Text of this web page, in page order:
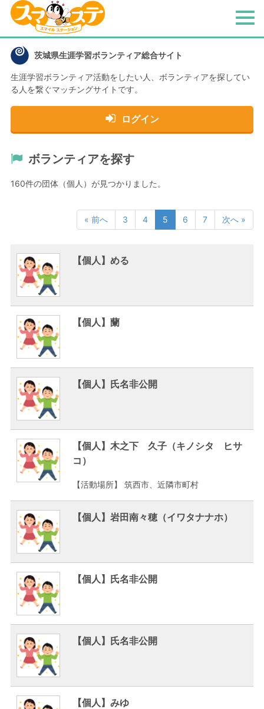
茨城県生涯学習ボランティア総合サイト
生涯学習ボランティア活動をしたい人、 ボランティアを探してい
る人を繋ぐマッチングサイトです。
ログイン
メ
ボランティアを探す
160件の団体（個人）が見つかりました。
« 前へ 3 4 5 6 7 次へ »
【個人】める
【個人】蘭
【個人】氏名非公開
【個人】木之下 久子（キノシタ ヒサ
コ）
【活動場所】 筑西市、近隣市町村
【個人】岩田南々穂（イワタナナホ）
【個人】氏名非公開
【個人】氏名非公開
【個人】みゆ